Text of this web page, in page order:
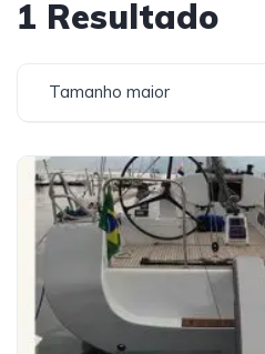
1 Resultado
Tamanho maior